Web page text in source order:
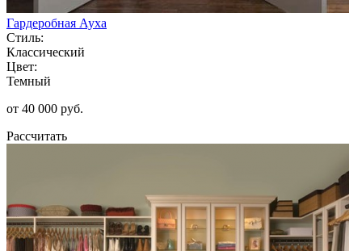
Гардеробная Ауха
Стиль:
Классический
Цвет:
Темный
от 40 000 руб.
Рассчитать